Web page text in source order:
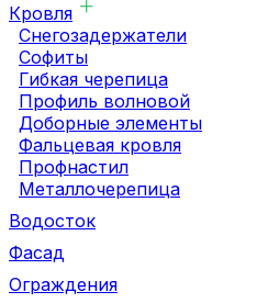
Кровля
Снегозадержатели
Софиты
Гибкая черепица
Профиль волновой
Доборные элементы
Фальцевая кровля
Профнастил
Металлочерепица
Водосток
Фасад
Ограждения